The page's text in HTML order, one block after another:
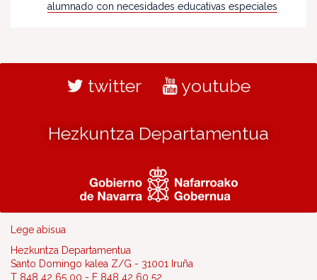
alumnado con necesidades educativas especiales
twitter youtube
Hezkuntza Departamentua
Lege abisua
Hezkuntza Departamentua
Santo Domingo kalea Z/G - 31001 Iruña
T 848 42 65 00 - F 848 42 60 52